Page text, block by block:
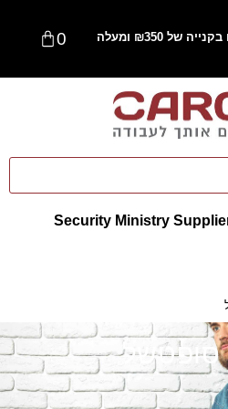
של ₪350 ומעלה 0
Security Ministry
סופטשל